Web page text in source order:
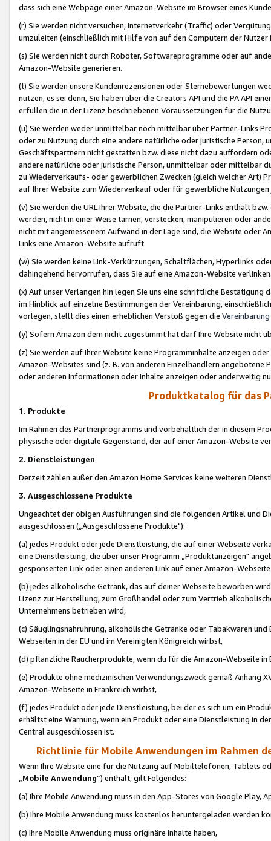
dass sich eine Webpage einer Amazon-Website im Browser eines
(r) Sie werden nicht versuchen, Internetverkehr (Traffic) oder
umzuleiten (einschließlich mit Hilfe von auf den Computern der
(s) Sie werden nicht durch Roboter, Softwareprogramme oder auf
Amazon-Website generieren.
(t) Sie werden unsere Kundenrezensionen oder Sternebewertungen
nutzen, es sei denn, Sie haben über die Creators API und die PA API
erfüllen die in der Lizenz beschriebenen Voraussetzungen für die
(u) Sie werden weder unmittelbar noch mittelbar über Partner-Links
oder zu Nutzung durch eine andere natürliche oder juristische
Geschäftspartnern nicht gestatten bzw. diese nicht dazu auffordern
andere natürliche oder juristische Person, unmittelbar oder mittelbar
zu Wiederverkaufs- oder gewerblichen Zwecken (gleich welcher Art)
auf Ihrer Website zum Wiederverkauf oder für gewerbliche
(v) Sie werden die URL Ihrer Website, die die Partner-Links enthält
werden, nicht in einer Weise tarnen, verstecken, manipulieren oder
nicht mit angemessenem Aufwand in der Lage sind, die Website oder
Links eine Amazon-Website aufruft.
(w) Sie werden keine Link-Verkürzungen, Schaltflächen, Hyperlinks
dahingehend hervorrufen, dass Sie auf eine Amazon-Website
(x) Auf unser Verlangen hin legen Sie uns eine schriftliche
im Hinblick auf einzelne Bestimmungen der Vereinbarung,
vorlegen, stellt dies einen erheblichen Verstoß gegen die Vereinbarung
(y) Sofern Amazon dem nicht zugestimmt hat darf Ihre Website nicht
(z) Sie werden auf Ihrer Website keine Programminhalte anzeigen
Amazon-Websites sind (z. B. von anderen Einzelhändlern
oder anderen Informationen oder Inhalte anzeigen oder anderweitig
Produktkatalog für das
1. Produkte
Im Rahmen des Partnerprogramms und vorbehaltlich der in diesem
physische oder digitale Gegenstand, der auf einer Amazon-Website
2. Dienstleistungen
Derzeit zählen außer den Amazon Home Services keine weiteren
3. Ausgeschlossene Produkte
Ungeachtet der obigen Ausführungen sind die folgenden Artikel und
ausgeschlossen („Ausgeschlossene Produkte"):
(a) jedes Produkt oder jede Dienstleistung, die auf einer Webseite
eine Dienstleistung, die über unser Programm „Produktanzeigen"
gesponserten Link oder einen anderen Link auf einer Amazon-
(b) jedes alkoholische Getränk, das auf deiner Webseite beworben
Lizenz zur Herstellung, zum Großhandel oder zum Vertrieb
Unternehmens betrieben wird,
(c) Säuglingsnahruhrung, alkoholische Getränke oder Tabakwaren
Webseiten in der EU und im Vereinigten Königreich wirbst,
(d) pflanzliche Raucherprodukte, wenn du für die Amazon-Webseite in
(e) Produkte ohne medizinischen Verwendungszweck gemäß Anhang
Amazon-Webseite in Frankreich wirbst,
(f) jedes Produkt oder jede Dienstleistung, bei der es sich um ein
erhältst eine Warnung, wenn ein Produkt oder eine Dienstleistung in
Central ausgeschlossen ist.
Richtlinie für Mobile Anwendungen im Rahmen
Wenn Ihre Website eine für die Nutzung auf Mobiltelefonen, Tablets
„Mobile Anwendung“) enthält, gilt Folgendes:
(a) Ihre Mobile Anwendung muss in den App-Stores von Google Play,
(b) Ihre Mobile Anwendung muss kostenlos heruntergeladen werden
(c) Ihre Mobile Anwendung muss originäre Inhalte haben,